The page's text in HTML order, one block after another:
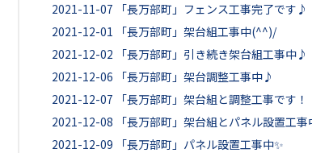
2021-11-07
「長万部町」フェンス工事完了です♪
2021-12-01
「長万部町」架台組工事中(^^)/
2021-12-02
「長万部町」引き続き架台組工事中♪
2021-12-06
「長万部町」架台調整工事中♪
2021-12-07
「長万部町」架台組と調整工事です！
2021-12-08
「長万部町」架台組とパネル設置工事
2021-12-09
「長万部町」パネル設置工事中✨